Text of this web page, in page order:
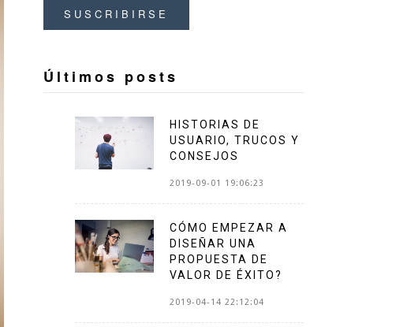
SUSCRIBIRSE
Últimos posts
HISTORIAS DE
USUARIO, TRUCOS Y
CONSEJOS
2019-09-01 19:06:23
CÓMO EMPEZAR A
DISEÑAR UNA
PROPUESTA DE
VALOR DE ÉXITO?
2019-04-14 22:12:04